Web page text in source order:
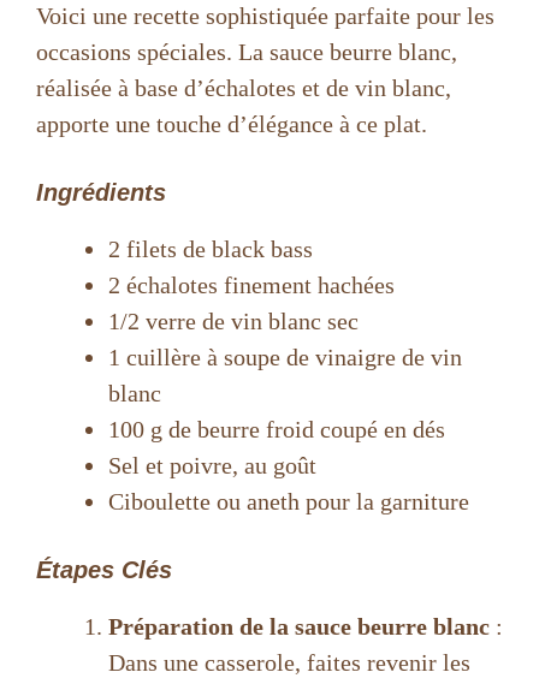
Voici une recette sophistiquée parfaite pour les
occasions spéciales. La sauce beurre blanc,
réalisée à base d’échalotes et de vin blanc,
apporte une touche d’élégance à ce plat.
Ingrédients
2 filets de black bass
2 échalotes finement hachées
1/2 verre de vin blanc sec
1 cuillère à soupe de vinaigre de vin
blanc
100 g de beurre froid coupé en dés
Sel et poivre, au goût
Ciboulette ou aneth pour la garniture
Étapes Clés
Préparation de la sauce beurre blanc :
Dans une casserole, faites revenir les